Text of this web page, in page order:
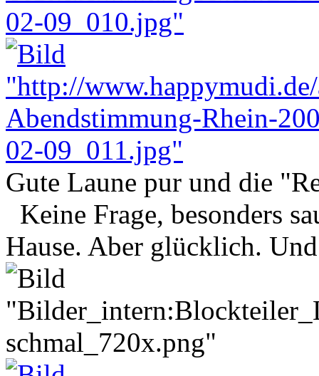
Gute Laune pur und die
Keine Frage, besonders
Hause. Aber glücklich.